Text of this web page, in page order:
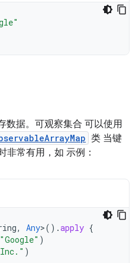
数据。可观察集合 可以使用
类 当键
非常有用，如 示例：
, Any>().apply {
"Google" )
)